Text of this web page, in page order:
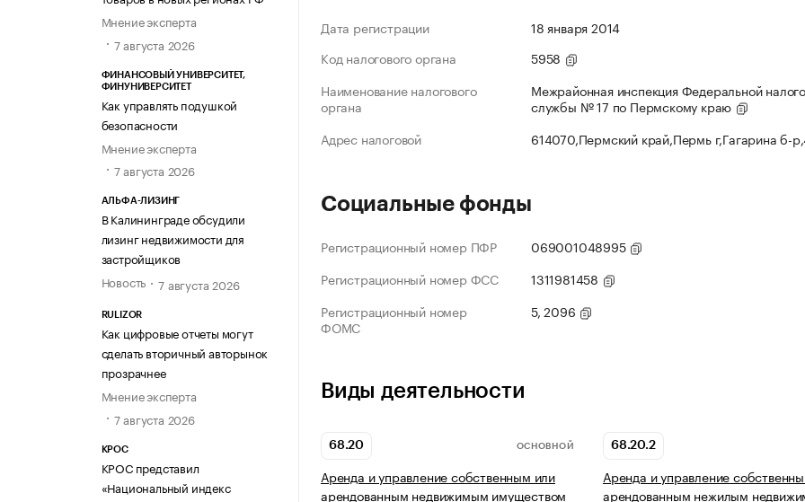
Мнение эксперта
7 августа 2026
ФИНАНСОВЫЙ УНИВЕРСИТЕТ,
ФИНУНИВЕРСИТЕТ
Как управлять подушкой
безопасности
Мнение эксперта
7 августа 2026
АЛЬФА-ЛИЗИНГ
В Калининграде обсудили
лизинг недвижимости для
застройщиков
Новость
7 августа 2026
RULIZOR
Как цифровые отчеты могут
сделать вторичный авторынок
прозрачнее
Мнение эксперта
7 августа 2026
КРОС
КРОС представил
«Национальный индекс
Дата регистрации
18 января 2014
Код налогового органа
5958
Наименование налогового
органа
Межрайонная инспекция Федеральной
службы № 17 по Пермскому краю
Адрес налоговой
614070,Пермский край,Пермь г,Гагарина б-
Социальные фонды
Регистрационный номер ПФР
069001048995
Регистрационный номер ФСС
1311981458
Регистрационный номер
ФОМС
5, 2096
Виды деятельности
68.20 ОСНОВНОЙ
Аренда и управление собственным или
арендованным недвижимым имуществом
68.20.2
Аренда и управление
арендованным нежилым